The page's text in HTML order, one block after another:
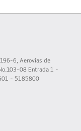
6, Aerovias de
08 Entrada 1 -
- 5185800